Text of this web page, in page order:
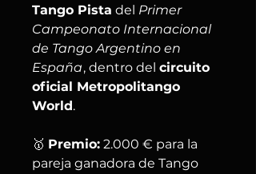
Tango Pista del Primer
Campeonato Internacional
de Tango Argentino en
España, dentro del circuito
oficial Metropolitango
World.
🥇 Premio: 2.000 € para la
pareja ganadora de Tango